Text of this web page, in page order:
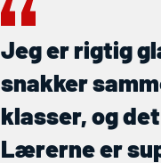
Jeg er rigtig
snakker
klasser, og
Lærerne er